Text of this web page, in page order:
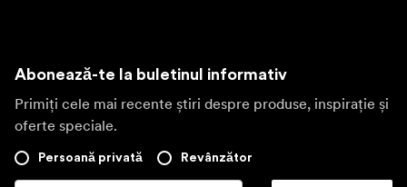
Abonează-te la buletinul informativ
Primiți cele mai recente știri despre produse, inspirație și
oferte speciale.
Persoană privată Revânzător